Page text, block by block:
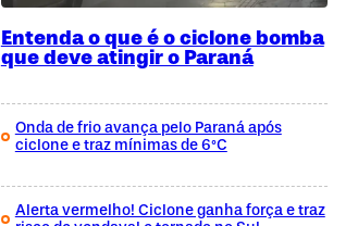
Entenda o que é o ciclone bomba
que deve atingir o Paraná
Onda de frio avança pelo Paraná após
ciclone e traz mínimas de 6°C
Alerta vermelho! Ciclone ganha força e traz